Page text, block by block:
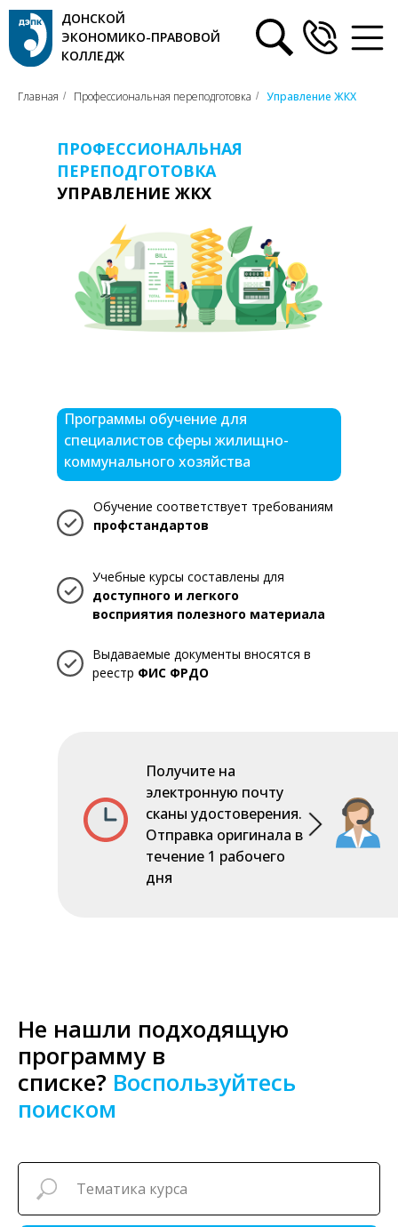
ДОНСКОЙ
ЭКОНОМИКО-ПРАВОВОЙ
КОЛЛЕДЖ
Главная / Профессиональная переподготовка / Управление ЖКХ
Обучение соответствует требованиям
профстандартов
Учебные курсы составлены для
доступного и легкого
восприятия полезного материала
Выдаваемые документы вносятся в
реестр ФИС ФРДО
Программы обучение для
специалистов сферы жилищно-
коммунального хозяйства
ПРОФЕССИОНАЛЬНАЯ
ПЕРЕПОДГОТОВКА
УПРАВЛЕНИЕ ЖКХ
Получите на
электронную почту
сканы удостоверения.
Отправка оригинала в
течение 1 рабочего
дня
Не нашли подходящую
программу в
списке? Воспользуйтесь
поиском